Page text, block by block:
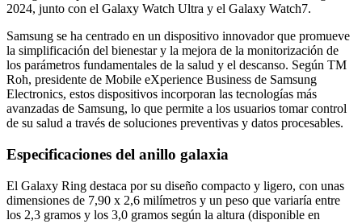
2024, junto con el Galaxy Watch Ultra y el Galaxy Watch7.
Samsung se ha centrado en un dispositivo innovador que promueve
la simplificación del bienestar y la mejora de la monitorización de
los parámetros fundamentales de la salud y el descanso. Según TM
Roh, presidente de Mobile eXperience Business de Samsung
Electronics, estos dispositivos incorporan las tecnologías más
avanzadas de Samsung, lo que permite a los usuarios tomar control
de su salud a través de soluciones preventivas y datos procesables.
Especificaciones del anillo galaxia
El Galaxy Ring destaca por su diseño compacto y ligero, con unas
dimensiones de 7,90 x 2,6 milímetros y un peso que variaría entre
los 2,3 gramos y los 3,0 gramos según la altura (disponible en